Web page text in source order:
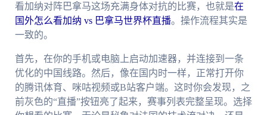
看加纳对阵巴拿马这场充满身体对抗的比赛，也就是在
国外怎么看加纳 vs 巴拿马世界杯直播。操作流程其实是
一致的。
首先，在你的手机或电脑上启动加速器，并连接到一条
优化的中国线路。然后，像在国内时一样，正常打开你
的腾讯体育、咪咕视频或B站客户端。这时你会发现，之
前灰色的“直播”按钮亮了起来，赛事列表完整呈现。选择